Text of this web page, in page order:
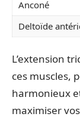
Anconé
Deltoïde
L’extension
ces muscles,
harmonieux
maximiser